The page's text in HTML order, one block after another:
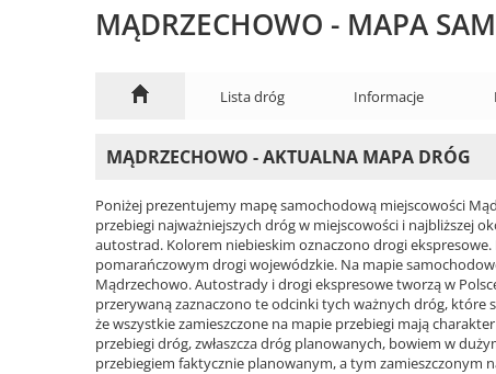
MĄDRZECHOWO - MAPA
Lista dróg Informacje
MĄDRZECHOWO - AKTUALNA MAPA DRÓG
Poniżej prezentujemy mapę samochodową miejscowości
przebiegi najważniejszych dróg w miejscowości i najbliższej
autostrad. Kolorem niebieskim oznaczono drogi
pomarańczowym drogi wojewódzkie. Na mapie
Mądrzechowo. Autostrady i drogi ekspresowe tworzą w
przerywaną zaznaczono te odcinki tych ważnych dróg,
że wszystkie zamieszczone na mapie przebiegi mają
przebiegi dróg, zwłaszcza dróg planowanych, bowiem w
przebiegiem faktycznie planowanym, a tym zamieszczonym